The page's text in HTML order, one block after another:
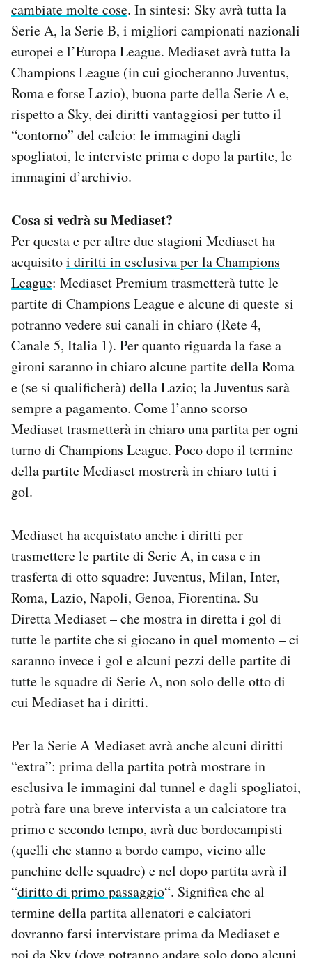
cambiate molte cose. In sintesi: Sky avrà tutta la
Serie A, la Serie B, i migliori campionati nazionali
europei e l’Europa League. Mediaset avrà tutta la
Champions League (in cui giocheranno Juventus,
Roma e forse Lazio), buona parte della Serie A e,
rispetto a Sky, dei diritti vantaggiosi per tutto il
“contorno” del calcio: le immagini dagli
spogliatoi, le interviste prima e dopo la partite, le
immagini d’archivio.
Cosa si vedrà su Mediaset?
Per questa e per altre due stagioni Mediaset ha
acquisitoi diritti in esclusiva per la Champions
League: Mediaset Premium trasmetterà tutte le
partite di Champions League e alcune di queste si
potranno vedere sui canali in chiaro (Rete 4,
Canale 5, Italia 1). Per quanto riguarda la fase a
gironi saranno in chiaro alcune partite della Roma
e (se si qualificherà) della Lazio; la Juventus sarà
sempre a pagamento. Come l’anno scorso
Mediaset trasmetterà in chiaro una partita per ogni
turno di Champions League. Poco dopo il termine
della partite Mediaset mostrerà in chiaro tutti i
gol.
Mediaset ha acquistato anche i diritti per
trasmettere le partite di Serie A, in casa e in
trasferta di otto squadre: Juventus, Milan, Inter,
Roma, Lazio, Napoli, Genoa, Fiorentina. Su
Diretta Mediaset – che mostra in diretta i gol di
tutte le partite che si giocano in quel momento – ci
saranno invece i gol e alcuni pezzi delle partite di
tutte le squadre di Serie A, non solo delle otto di
cui Mediaset ha i diritti.
Per la Serie A Mediaset avrà anche alcuni diritti
“extra”: prima della partita potrà mostrare in
esclusiva le immagini dal tunnel e dagli spogliatoi,
potrà fare una breve intervista a un calciatore tra
primo e secondo tempo, avrà due bordocampisti
(quelli che stanno a bordo campo, vicino alle
panchine delle squadre) e nel dopo partita avrà il
“diritto di primo passaggio“. Significa che al
termine della partita allenatori e calciatori
dovranno farsi intervistare prima da Mediaset e